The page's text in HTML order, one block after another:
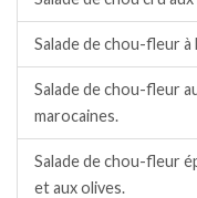
Salade de chou-fleur à
Salade de chou-fleur
marocaines.
Salade de chou-fleur
et aux olives.